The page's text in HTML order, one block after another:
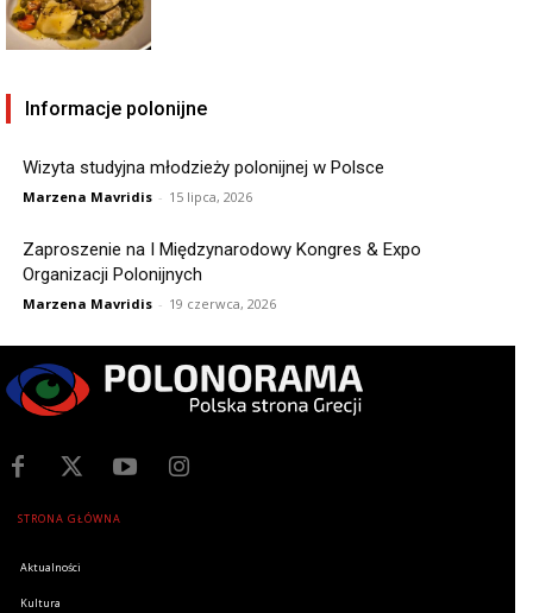
Informacje polonijne
Wizyta studyjna młodzieży polonijnej w Polsce
Marzena Mavridis - 15 lipca, 2026
Zaproszenie na I Międzynarodowy Kongres & Expo
Organizacji Polonijnych
Marzena Mavridis - 19 czerwca, 2026
STRONA GŁÓWNA
Aktualności
Kultura